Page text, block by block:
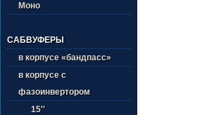
Моно
САБВУФЕРЫ
в корпусе «бандпасс»
в корпусе с
фазоинвертором
15''